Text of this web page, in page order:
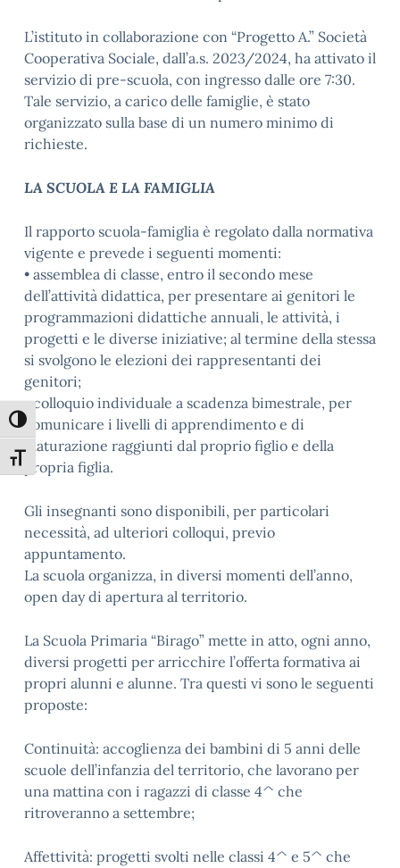
Attiva/disattiva alto contrasto
Attiva/disattiva dimensione testo
L’istituto in collaborazione con “Progetto A.” Società
Cooperativa Sociale, dall’a.s. 2023/2024, ha attivato il
servizio di pre-scuola, con ingresso dalle ore 7:30.
Tale servizio, a carico delle famiglie, è stato
organizzato sulla base di un numero minimo di
richieste.
LA SCUOLA E LA FAMIGLIA
Il rapporto scuola-famiglia è regolato dalla normativa
vigente e prevede i seguenti momenti:
• assemblea di classe, entro il secondo mese
dell’attività didattica, per presentare ai genitori le
programmazioni didattiche annuali, le attività, i
progetti e le diverse iniziative; al termine della stessa
si svolgono le elezioni dei rappresentanti dei
genitori;
• colloquio individuale a scadenza bimestrale, per
comunicare i livelli di apprendimento e di
maturazione raggiunti dal proprio figlio e della
propria figlia.
Gli insegnanti sono disponibili, per particolari
necessità, ad ulteriori colloqui, previo
appuntamento.
La scuola organizza, in diversi momenti dell’anno,
open day di apertura al territorio.
La Scuola Primaria “Birago” mette in atto, ogni anno,
diversi progetti per arricchire l’offerta formativa ai
propri alunni e alunne. Tra questi vi sono le seguenti
proposte:
Continuità: accoglienza dei bambini di 5 anni delle
scuole dell’infanzia del territorio, che lavorano per
una mattina con i ragazzi di classe 4^ che
ritroveranno a settembre;
Affettività: progetti svolti nelle classi 4^ e 5^ che